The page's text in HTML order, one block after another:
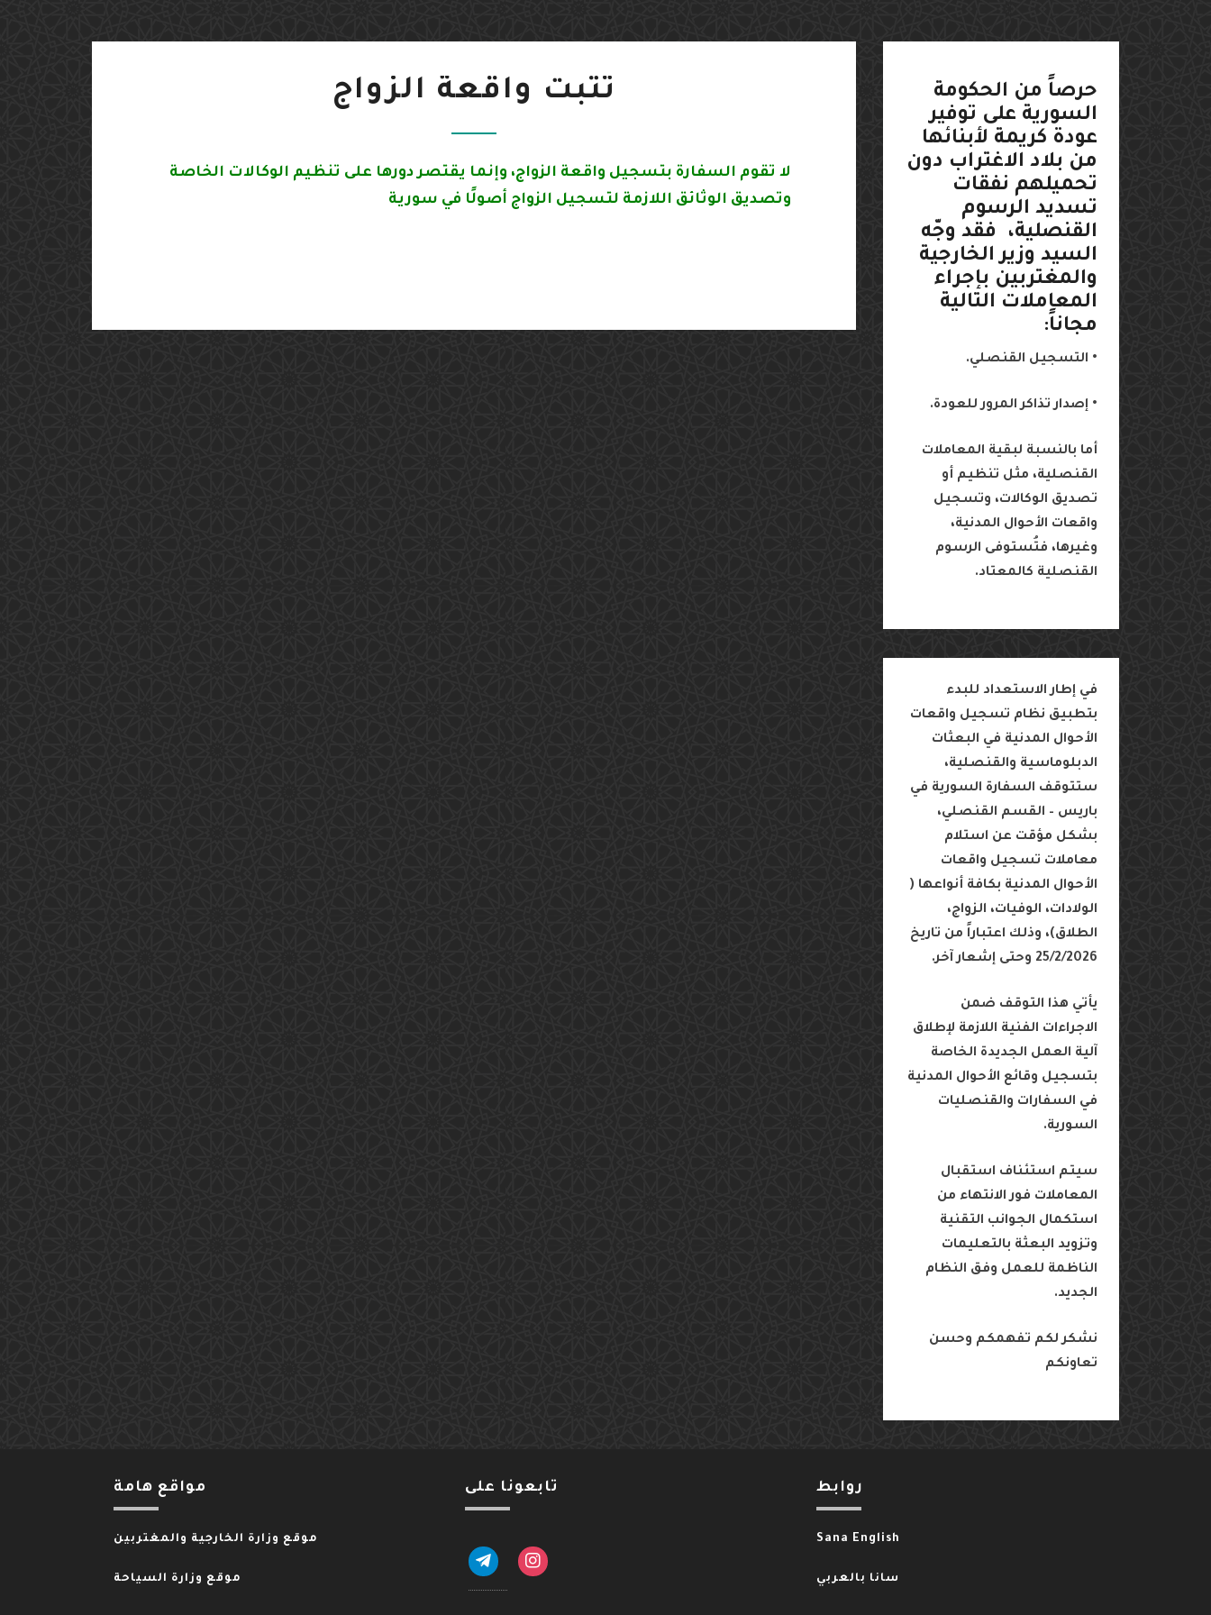
في باريس
واقعة
تثبت واقعة الزواج
وتصديق الوثائق اللازمة لتسجيل الزواج أصولًا في سورية
حرصاً من الحكومة
السورية على توفير
عودة كريمة لأبنائها
من بلاد الاغتراب دون
تحميلهم نفقات
تسديد الرسوم
القنصلية،
فقد وجّه
السيد وزير الخارجية
والمغتربين بإجراء
المعاملات التالية
مجاناً:
• التسجيل القنصلي.
• إصدار تذاكر المرور للعودة.
أما بالنسبة لبقية المعاملات
القنصلية، مثل تنظيم أو
تصديق الوكالات، وتسجيل
واقعات الأحوال المدنية،
وغيرها، فتُستوفى الرسوم
القنصلية كالمعتاد.
في إطار الاستعداد للبدء
بتطبيق نظام تسجيل واقعات
الأحوال المدنية في البعثات
الدبلوماسية والقنصلية،
ستتوقف السفارة السورية في
باريس – القسم القنصلي،
بشكل مؤقت عن استلام
معاملات تسجيل واقعات
الأحوال المدنية بكافة أنواعها (
الولادات، الوفيات، الزواج،
الطلاق)، وذلك اعتباراً من تاريخ
25/2/2026 وحتى إشعار آخر.
يأتي هذا التوقف ضمن
الاجراءات الفنية اللازمة لإطلاق
آلية العمل الجديدة الخاصة
بتسجيل وقائع الأحوال المدنية
في السفارات والقنصليات
السورية.
سيتم استئناف استقبال
المعاملات فور الانتهاء من
استكمال الجوانب التقنية
وتزويد البعثة بالتعليمات
الناظمة للعمل وفق النظام
الجديد.
نشكر لكم تفهمكم وحسن
تعاونكم
مواقع هامة
موقع وزارة الخارجية والمغتربين
موقع وزارة السياحة
تابعونا على
telegraminstagram
روابط
Sana English
سانا بالعربي